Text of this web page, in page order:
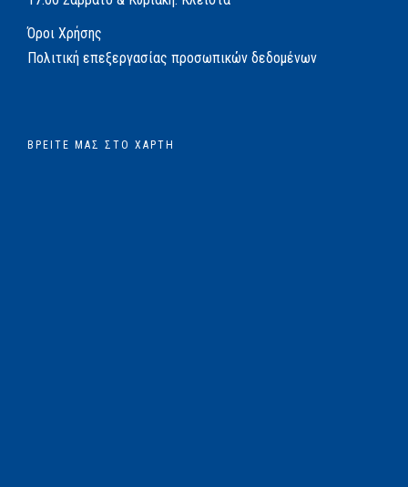
Όροι Χρήσης
Πολιτική επεξεργασίας προσωπικών δεδομένων
ΒΡΕΊΤΕ ΜΑΣ ΣΤΟ ΧΆΡΤΗ